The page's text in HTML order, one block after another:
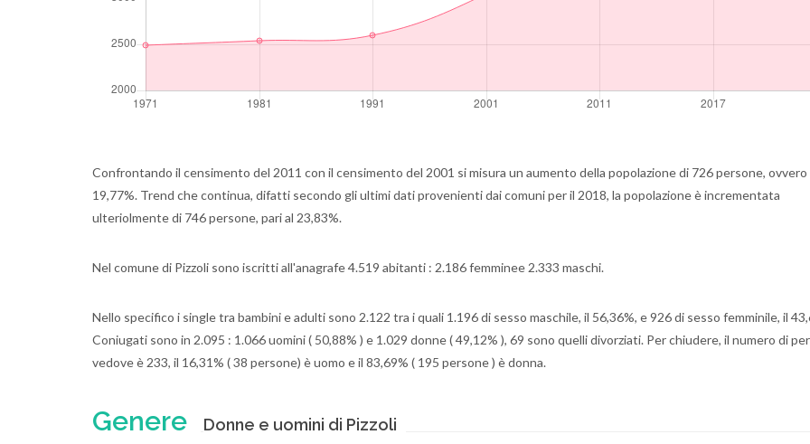
Confrontando il censimento del 2011 con il censimento del 2001 si misura un aumento della popolazione di 726 persone, ovvero
19,77%. Trend che continua, difatti secondo gli ultimi dati provenienti dai comuni per il 2018, la popolazione è incrementata
ulteriolmente di 746 persone, pari al 23,83%.
Nel comune di Pizzoli sono iscritti all'anagrafe 4.519 abitanti : 2.186 femminee 2.333 maschi.
Nello specifico i single tra bambini e adulti sono 2.122 tra i quali 1.196 di sesso maschile, il 56,36%, e 926 di sesso femminile, il
Coniugati sono in 2.095 : 1.066 uomini ( 50,88% ) e 1.029 donne ( 49,12% ), 69 sono quelli divorziati. Per chiudere, il numero di
vedove è 233, il 16,31% ( 38 persone) è uomo e il 83,69% ( 195 persone ) è donna.
Genere Donne e uomini di Pizzoli